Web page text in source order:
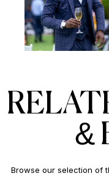
&
Browse our selection of